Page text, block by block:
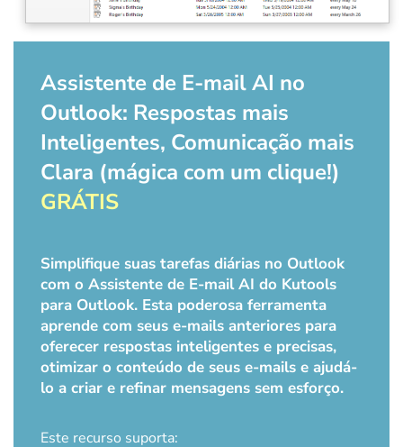
Assistente de E-mail AI no
Outlook: Respostas mais
Inteligentes, Comunicação mais
Clara (mágica com um clique!)
GRÁTIS
Simplifique suas tarefas diárias no Outlook
com o Assistente de E-mail AI do Kutools
para Outlook. Esta poderosa ferramenta
aprende com seus e-mails anteriores para
oferecer respostas inteligentes e precisas,
otimizar o conteúdo de seus e-mails e ajudá-
lo a criar e refinar mensagens sem esforço.
Este recurso suporta: